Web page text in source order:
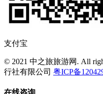
支付宝
© 2021 中之旅旅游网. All
行社有限公司 粤ICP备